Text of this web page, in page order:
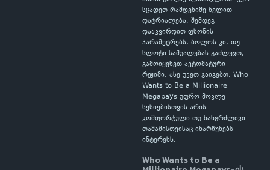
სცადეთ რამდენიმე ხელით
დატრიალება, შემდეგ
დააკვირდით ფსონის
პარამეტრებს, ბოლოს კი, თუ
სლოტი საშუალებას გაძლევთ,
გამოიყენეთ ავტომატური
რეჟიმი. ასე უკეთ გაიგებთ, Who
Wants to Be a Millionaire
Megapays უფრო მოკლე
სესიებისთვის არის
კომფორტული თუ ხანგრძლივი
თამაშისთვისაც ინარჩუნებს
ინტერესს.
Who Wants to Be a